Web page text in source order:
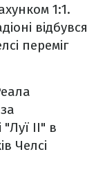
1:1.
відбувся
переміг
"Луї II" в
Челсі